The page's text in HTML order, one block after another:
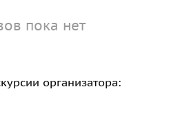
пока нет
организатора: